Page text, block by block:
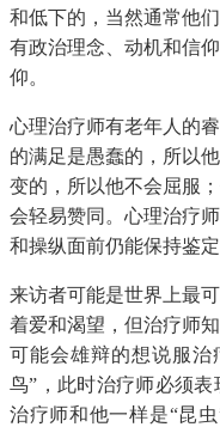
和低下的，当然通常他
有政治理念、动机和信
仰。
心理治疗师有老年人的
的满足是愚蠢的，所以
变的，所以他不会屈服
会轻易赞同。心理治疗
和操纵面前仍能保持鉴定
来访者可能是世界上最
着爱和渴望，但治疗师
可能会雄辩的想说服治
鸟”，此时治疗师必须
治疗师和他一样是“昆